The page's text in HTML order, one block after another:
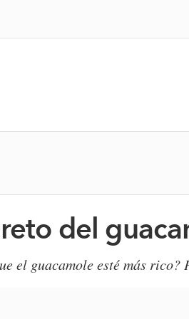
del
el guacamole esté más rico?